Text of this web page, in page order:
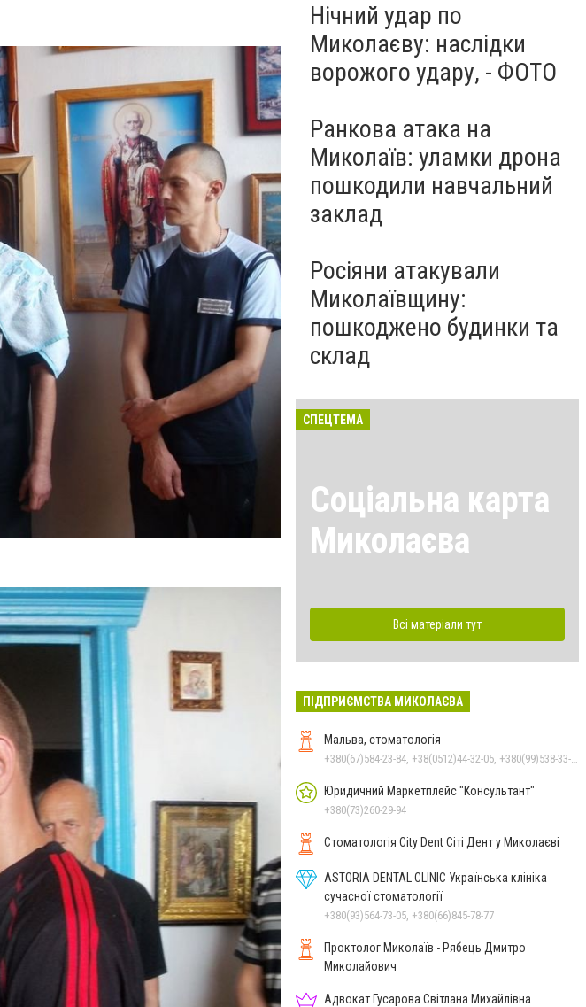
Нічний удар по
Миколаєву: наслідки
ворожого удару, - ФОТО
Ранкова атака на
Миколаїв: уламки дрона
пошкодили навчальний
заклад
Росіяни атакували
Миколаївщину:
пошкоджено будинки та
склад
СПЕЦТЕМА
Соціальна карта
Миколаєва
Всі матеріали тут
ПІДПРИЄМСТВА МИКОЛАЄВА
Мальва, стоматологія
Юридичний Маркетплейс "Консультант"
+380(73)260-29-94
Стоматологія City Dent Сіті Дент у Миколаєві
ASTORIA DENTAL CLINIC Українська клініка
сучасної стоматології
+380(93)564-73-05, +380(66)845-78-77
Проктолог Миколаїв - Рябець Дмитро
Миколайович
Адвокат Гусарова Світлана Михайлівна